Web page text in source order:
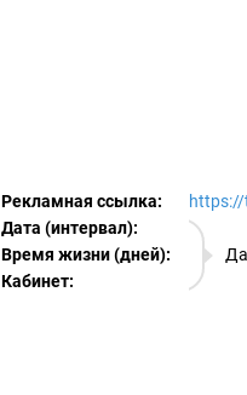
Рекламная ссылка:
Дата (интервал):
Время жизни (дней):
Кабинет:
EURO